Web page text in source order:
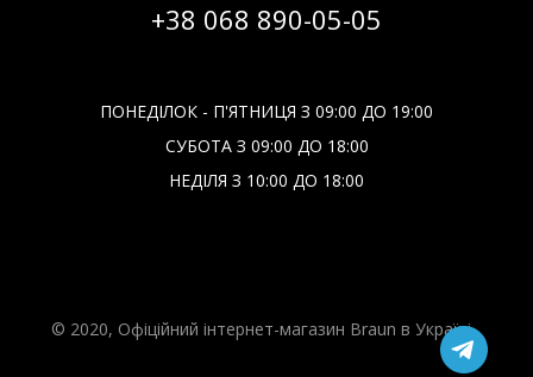
+38 068 890-05-05
ПОНЕДІЛОК - П'ЯТНИЦЯ З 09:00 ДО 19:00
СУБОТА З 09:00 ДО 18:00
НЕДІЛЯ З 10:00 ДО 18:00
© 2020, Офіційний інтернет-магазин Braun в Україні